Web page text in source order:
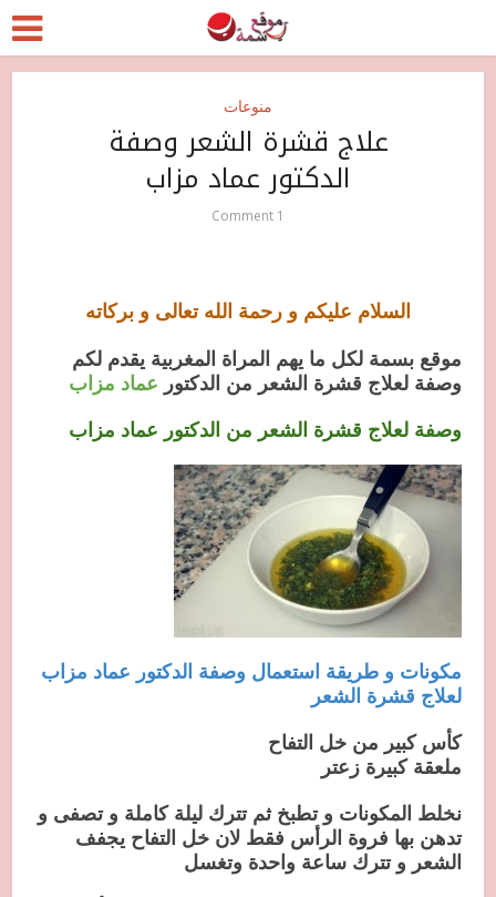
منوعات
علاج قشرة الشعر وصفة
الدكتور عماد مزاب
1 Comment
السلام عليكم و رحمة الله تعالى و بركاته
موقع بسمة لكل ما يهم المراة المغربية يقدم لكم
وصفة لعلاج قشرة الشعر من الدكتور عماد مزاب
وصفة لعلاج قشرة الشعر من الدكتور عماد مزاب
مكونات و طريقة استعمال وصفة الدكتور عماد مزاب
لعلاج قشرة الشعر
كأس كبير من خل التفاح
ملعقة كبيرة زعتر
نخلط المكونات و تطبخ ثم تترك ليلة كاملة و تصفى و
تدهن بها فروة الرأس فقط لان خل التفاح يجفف
الشعر و تترك ساعة واحدة وتغسل